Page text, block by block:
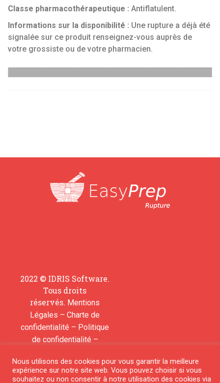
Classe pharmacothérapeutique : Antiflatulent.
Informations sur la disponibilité : Une rupture a déjà été
signalée sur ce produit renseignez-vous auprès de
votre grossiste ou de votre pharmacien.
2022 © IDRIS Software.
Tous droits
réservés. Mentions
Légales – Charte de
confidentialité – Politique
de confidentialité –
ajouter une molécule
Nous utilisons des cookies pour vous garantir la meilleure
expérience sur notre site web. Vous pouvez choisir si vous
souhaitez ou non consentir à notre utilisation des cookies via